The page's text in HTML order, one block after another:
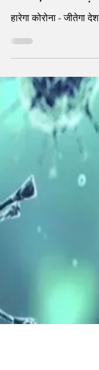
statetodaytv
May 10, 2021
1
पौडवाल फैमिली के
के लिए उठाया बड़ा
हारेगा कोरोना - जीतेगा देश